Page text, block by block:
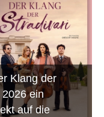
Klang der
ein
auf die